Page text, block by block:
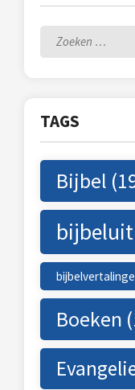
Zoeken
naar:
TAGS
Bijbel
Boeken